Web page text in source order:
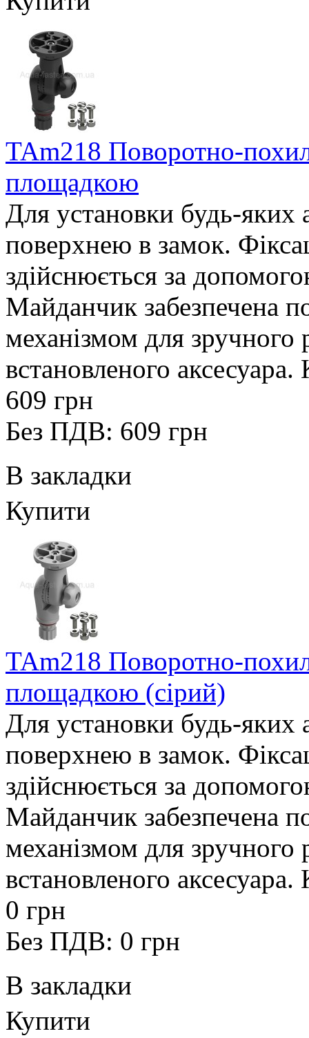
TAm218 Поворотно-
площадкою
Для установки будь-яких
поверхнею в замок.
здійснюється за
Майданчик забезпечена
механізмом для
встановленого
609 грн
Без ПДВ: 609 грн
В закладки
Купити
TAm218 Поворотно-
площадкою (сірий)
Для установки будь-яких
поверхнею в замок.
здійснюється за
Майданчик забезпечена
механізмом для
встановленого
0 грн
Без ПДВ: 0 грн
В закладки
Купити